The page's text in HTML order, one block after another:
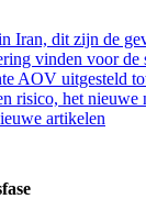
Iran, dit zijn de
vinden voor de
AOV uitgesteld
risico, het
artikelen